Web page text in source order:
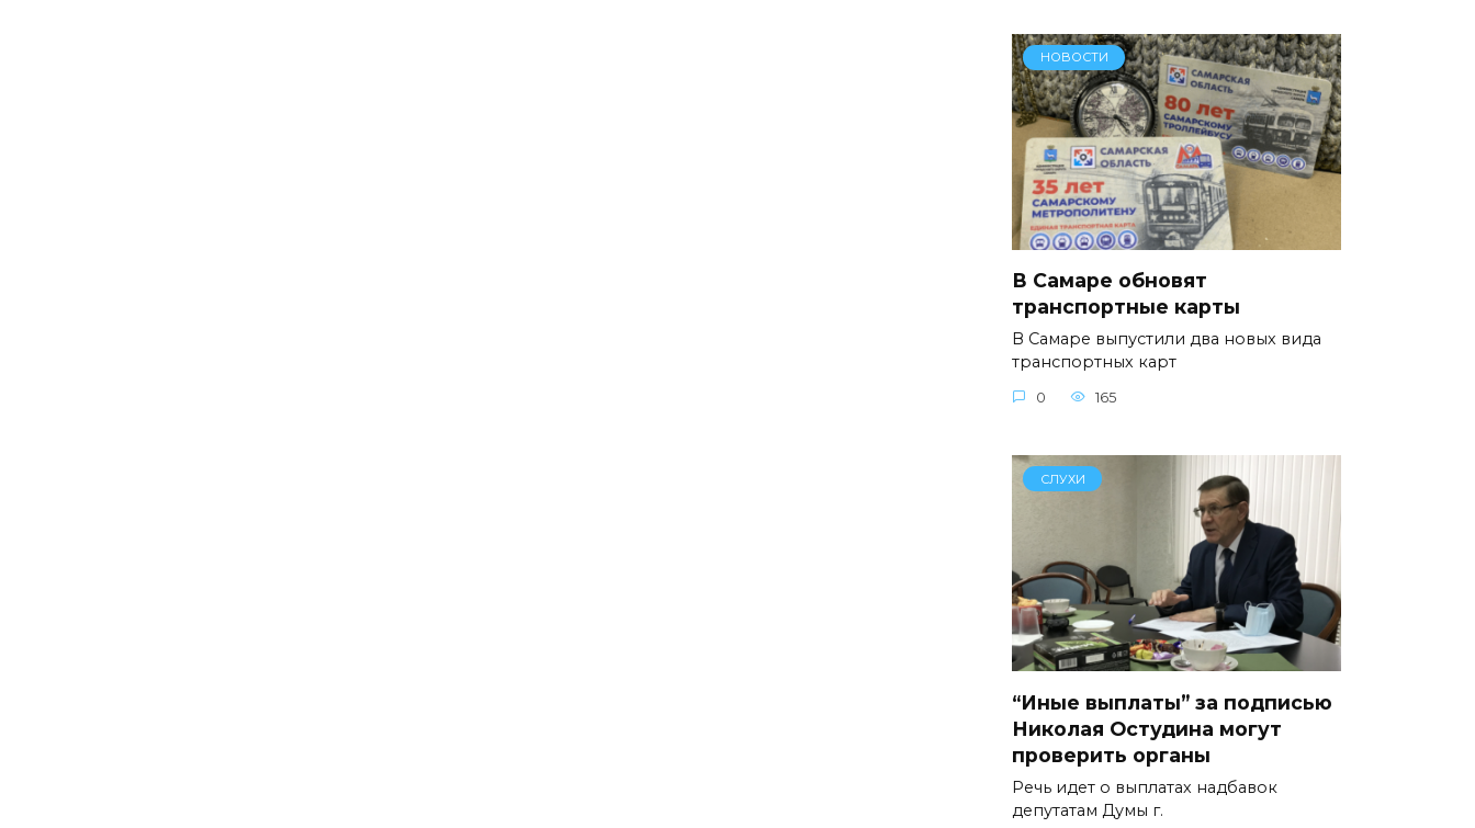
НОВОСТИ
В Самаре обновят
транспортные карты
В Самаре выпустили два новых вида
транспортных карт
0 165
СЛУХИ
“Иные выплаты” за подписью
Николая Остудина могут
проверить органы
Речь идет о выплатах надбавок
депутатам Думы г.